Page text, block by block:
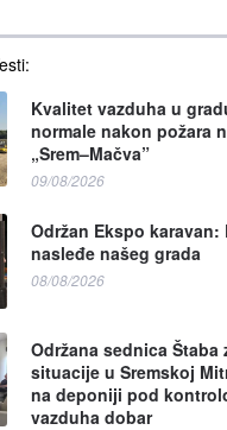
Kvalitet vazduha u
normale nakon požara
„Srem–Mačva”
09/08/2026
Održan Ekspo karavan:
nasleđe našeg grada
08/08/2026
Održana sednica Štaba
situacije u Sremskoj
na deponiji pod
vazduha dobar